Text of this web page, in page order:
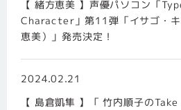
【 緒方恵美 】声優パソコン「
Character」第11弾「イサゴ・
恵美）」発売決定！
2024.02.21
【 島倉凱隼 】「 竹内順子の